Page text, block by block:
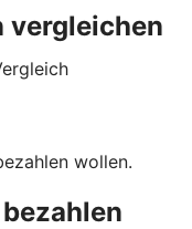
vergleichen
wollen.